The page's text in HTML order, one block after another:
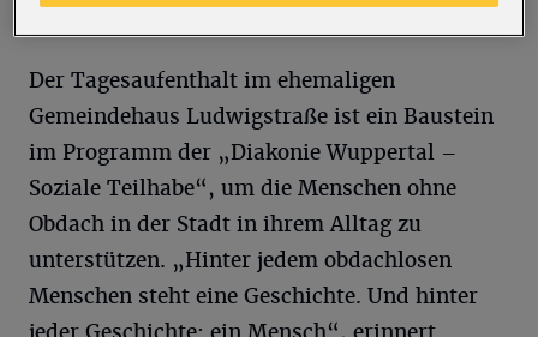
Der Tagesaufenthalt im ehemaligen
Gemeindehaus Ludwigstraße ist ein Baustein
im Programm der „Diakonie Wuppertal –
Soziale Teilhabe“, um die Menschen ohne
Obdach in der Stadt in ihrem Alltag zu
unterstützen. „Hinter jedem obdachlosen
Menschen steht eine Geschichte. Und hinter